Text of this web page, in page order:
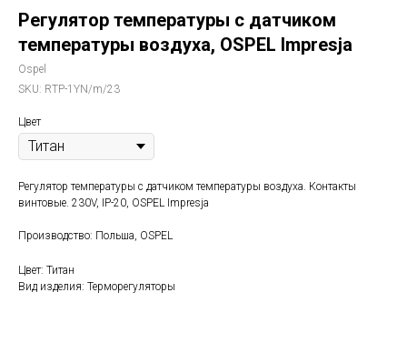
Регулятор температуры с датчиком
температуры воздуха, OSPEL Impresja
Ospel
SKU: RTP-1YN/m/23
Цвет
Регулятор температуры с датчиком температуры воздуха. Контакты
винтовые. 230V, IP-20, OSPEL Impresja
Производство: Польша, OSPEL
Цвет: Титан
Вид изделия: Терморегуляторы